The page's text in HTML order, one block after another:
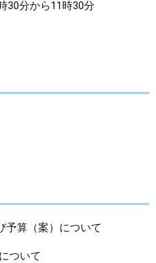
30分から11時30分
予算（案）について
ついて